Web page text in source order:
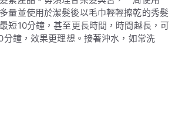
量並使用於潔髮後以毛巾輕輕擦乾的秀髮
短10分鐘，甚至更長時間，時間越長，可
鐘，效果更理想。接著沖水，如常洗